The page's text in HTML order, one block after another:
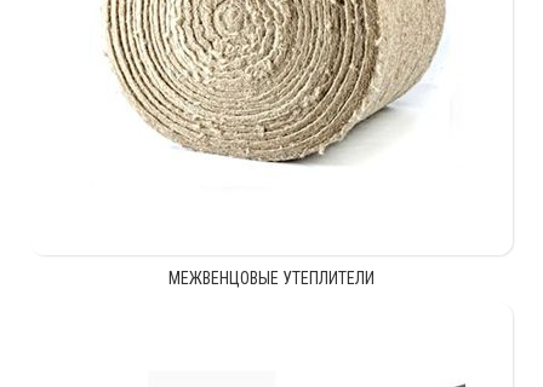
МЕЖВЕНЦОВЫЕ УТЕПЛИТЕЛИ